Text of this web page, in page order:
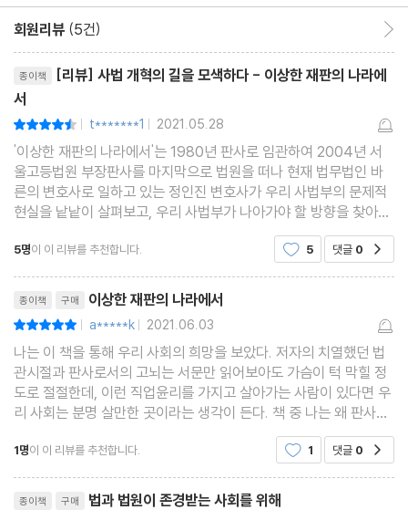
다수 의견과 소수 의견 _직권남용죄
고무줄 배임죄 _배임 행위
전쟁과 평화 _만국공법
연예인은 공인일까? _명예훼손죄
공직자의 ‘온당치 못한 외관’ _공직 윤리
최소한의 법적 안정성 _조세법
‘너! 고소’와 ‘너! 기소’
법치주의란 무엇인가 _당앙의 길, 상앙의 길
사법 불신의 원인
진정한 사법 개혁을 위하여
사법 행정권은 재판의 독립을 침해하는가
전관예우, 어찌 볼 것인가
법관들에게 바란다
회원리뷰 (5건)
종이책
[리뷰] 사법 개혁의 길을 모색하다 - 이상한 재판의 나라에
서
| t*******1 | 2021.05.28
'이상한 재판의 나라에서'는 1980년 판사로 임관하여 2004년 서
울고등법원 부장판사를 마지막으로 법원을 떠나 현재 법무법인 바
른의 변호사로 일하고 있는 정인진 변호사가 우리 사법부의 문제적
현실을 낱낱이 살펴보고, 우리 사법부가 나아가야 할 방향을 찾아보
을 쓰게 된 것을 계기로, 계속 공부하는 태도를 유지
5명이 이 리뷰를 추천합니다. 5 댓글 0
종이책 구매 이상한 재판의 나라에서
| a*****k | 2021.06.03
나는 이 책을 통해 우리 사회의 희망을 보았다. 저자의 치열했던 법
관시절과 판사로서의 고뇌는 서문만 읽어보아도 가슴이 턱 막힐 정
도로 절절한데, 이런 직업윤리를 가지고 살아가는 사람이 있다면 우
리 사회는 분명 살만한 곳이라는 생각이 든다. 책 중 나는 왜 판사를
그만뒀나는 글에서는 눈물을 멈출 수 없었다. 해녀의 유가족이 소송
을 한 이야기가 에피소드로 실려있는데 이에 대
1명이 이 리뷰를 추천합니다. 1 댓글 0
종이책 구매 법과 법원이 존경받는 사회를 위해